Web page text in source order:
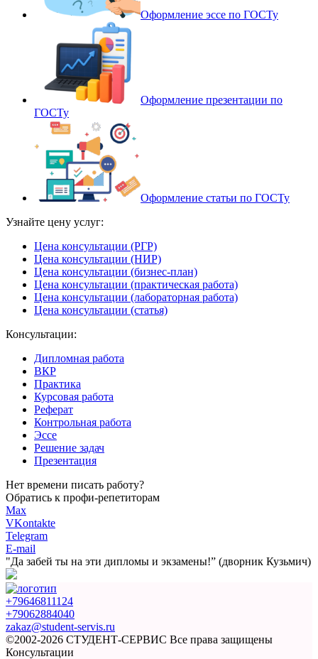
Оформление эссе по ГОСТу
Оформление презентации по
ГОСТу
Оформление статьи по ГОСТу
Узнайте цену услуг:
Цена консультации (РГР)
Цена консультации (НИР)
Цена консультации (бизнес-план)
Цена консультации (практическая работа)
Цена консультации (лабораторная работа)
Цена консультации (статья)
Консультации:
Дипломная работа
ВКР
Практика
Курсовая работа
Реферат
Контрольная работа
Эссе
Решение задач
Презентация
Нет времени писать работу?
Обратись к профи-репетиторам
Max
VKontakte
Telegram
E-mail
"Да забей ты на эти дипломы и экзамены!” (дворник Кузьмич)
+79646811124
+79062884040
zakaz@student-servis.ru
©2002-2026 СТУДЕНТ-СЕРВИС Все права защищены
Консультации